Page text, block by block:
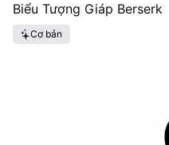
Biểu Tượng Giáp Berserk
Cơ bản